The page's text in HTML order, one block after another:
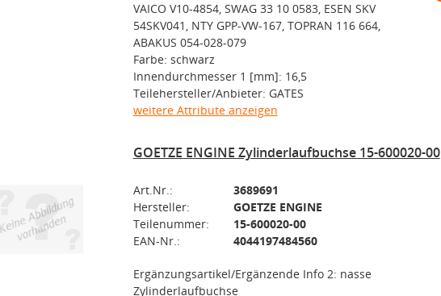
VAICO V10-4854, SWAG 33 10 0583, ESEN SKV
54SKV041, NTY GPP-VW-167, TOPRAN 116 664,
ABAKUS 054-028-079
Farbe: schwarz
Innendurchmesser 1 [mm]: 16,5
Teilehersteller/Anbieter: GATES
weitere Attribute anzeigen
GOETZE ENGINE Zylinderlaufbuchse 15-600020-00
Art.Nr.:
3689691
Hersteller:
GOETZE ENGINE
Teilenummer:
15-600020-00
EAN-Nr.:
4044197484560
Ergänzungsartikel/Ergänzende Info 2: nasse
Zylinderlaufbuchse